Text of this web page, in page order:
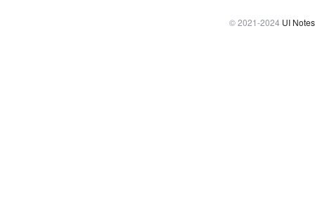
© 2021-2024 UI Notes